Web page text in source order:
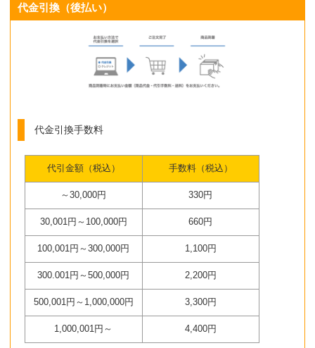
代金引換（後払い）
代金引換手数料
代引金額（税込） 手数料（税込）
～30,000円 330円
30,001円～100,000円 660円
100,001円～300,000円 1,100円
300.001円～500,000円 2,200円
500,001円～1,000,000円 3,300円
1,000,001円～ 4,400円